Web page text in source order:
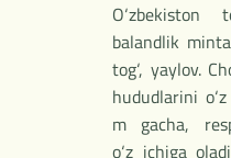
O‘zbekiston
balandlik
tog‘, yaylov.
hududlarini
m gacha,
o‘z ichiga